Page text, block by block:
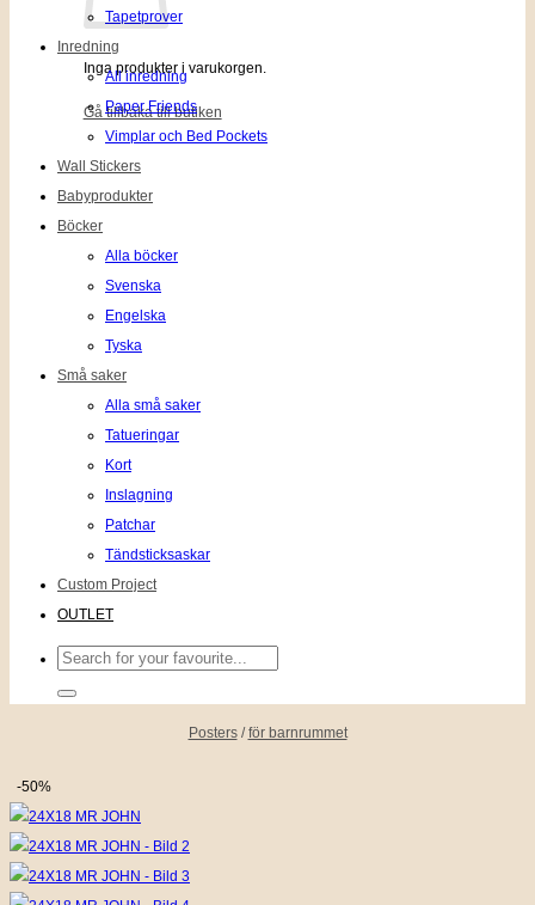
Inga produkter i varukorgen.
Gå tillbaka till butiken
Tapetprover
Inredning
All inredning
Paper Friends
Vimplar och Bed Pockets
Wall Stickers
Babyprodukter
Böcker
Alla böcker
Svenska
Engelska
Tyska
Små saker
Alla små saker
Tatueringar
Kort
Inslagning
Patchar
Tändsticksaskar
Custom Project
OUTLET
Sök
efter:
Posters / för barnrummet
-50%